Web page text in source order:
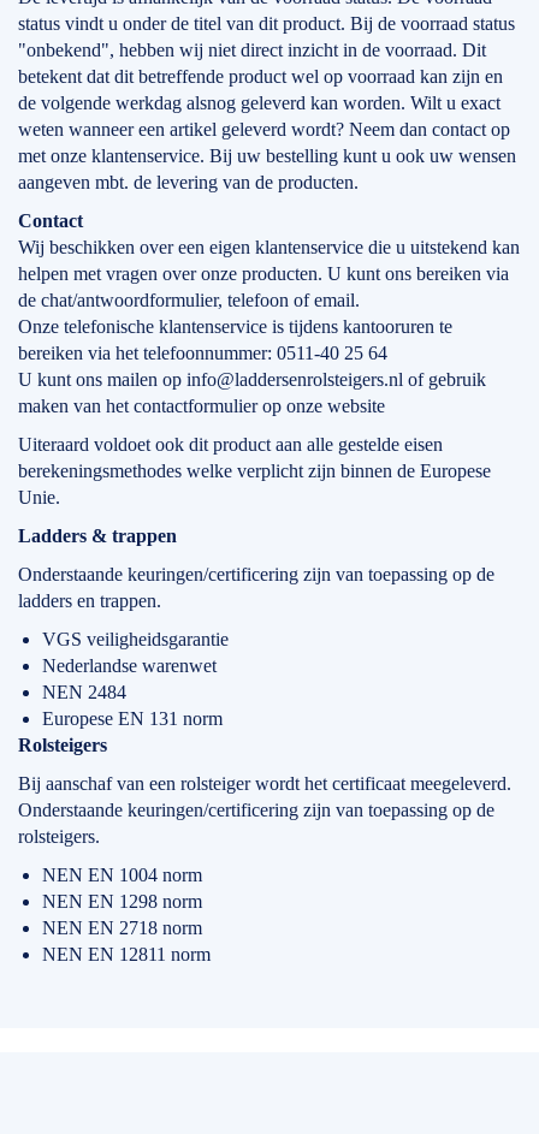
status vindt u onder de titel van dit product. Bij de voorraad status
"onbekend", hebben wij niet direct inzicht in de voorraad. Dit
betekent dat dit betreffende product wel op voorraad kan zijn en
de volgende werkdag alsnog geleverd kan worden. Wilt u exact
weten wanneer een artikel geleverd wordt? Neem dan contact op
met onze klantenservice. Bij uw bestelling kunt u ook uw wensen
aangeven mbt. de levering van de producten.
Contact
Wij beschikken over een eigen klantenservice die u uitstekend kan
helpen met vragen over onze producten. U kunt ons bereiken via
de chat/antwoordformulier, telefoon of email.
Onze telefonische klantenservice is tijdens kantooruren te
bereiken via het telefoonnummer: 0511-40 25 64
U kunt ons mailen op info@laddersenrolsteigers.nl of gebruik
maken van het contactformulier op onze website
Uiteraard voldoet ook dit product aan alle gestelde eisen
berekeningsmethodes welke verplicht zijn binnen de Europese
Unie.
Ladders & trappen
Onderstaande keuringen/certificering zijn van toepassing op de
ladders en trappen.
VGS veiligheidsgarantie
Nederlandse warenwet
NEN 2484
Europese EN 131 norm
Rolsteigers
Bij aanschaf van een rolsteiger wordt het certificaat meegeleverd.
Onderstaande keuringen/certificering zijn van toepassing op de
rolsteigers.
NEN EN 1004 norm
NEN EN 1298 norm
NEN EN 2718 norm
NEN EN 12811 norm